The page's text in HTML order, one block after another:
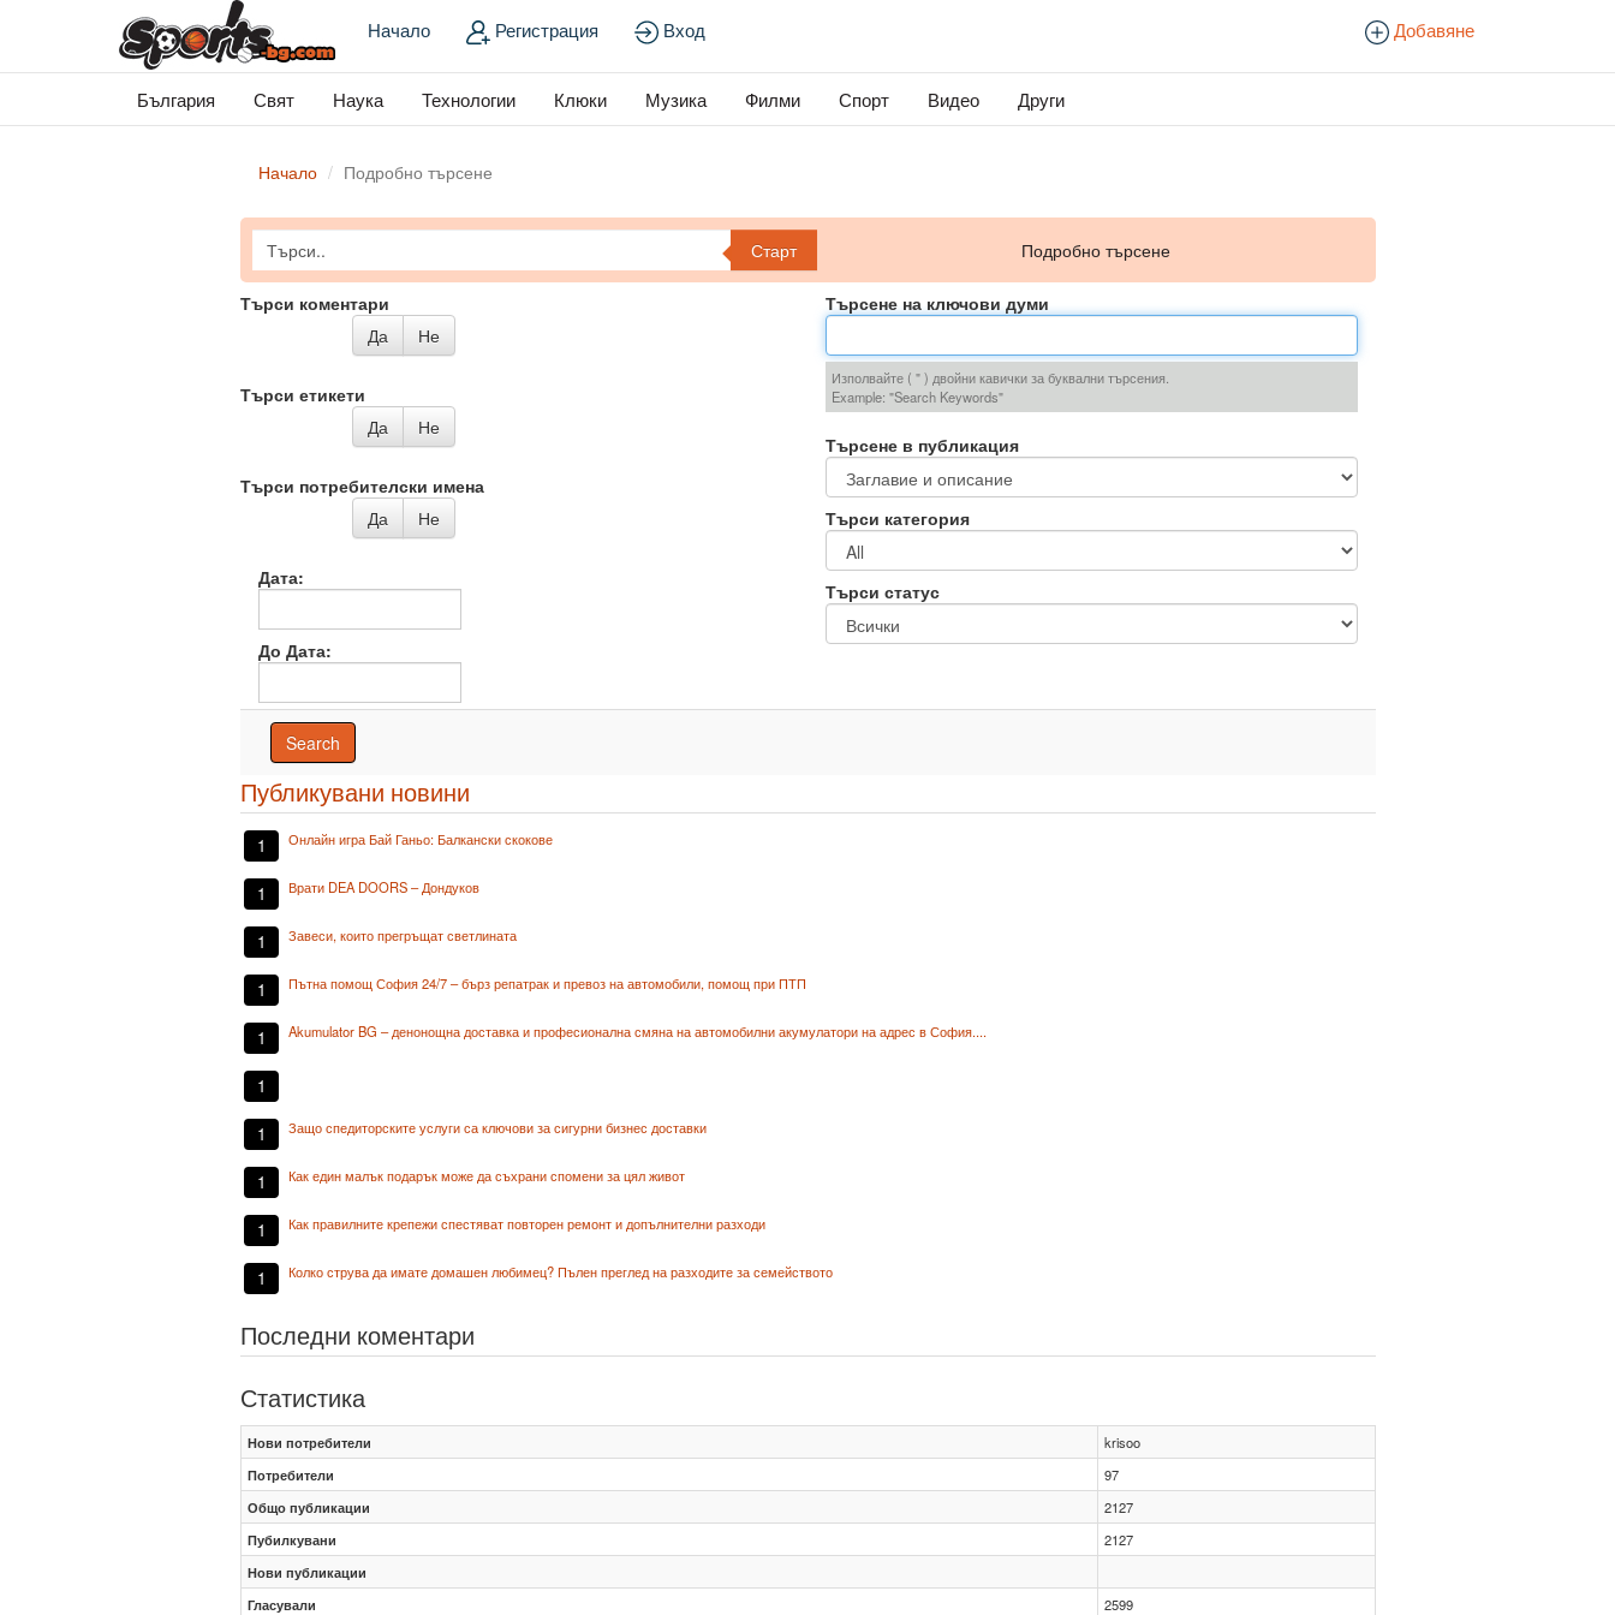
Начало Регистрация Вход Добавяне
България Свят Наука Технологии Клюки Музика Филми Спорт Видео Други
Начало Подробно търсене
Старт Подробно търсене
Търсене на ключови думи
Изполвайте ( " ) двойни кавички за буквални търсения.
Example: "Search Keywords"
Търсене в публикация
Търси категория
Търси статус
Търси коментари
Да
Не
Търси етикети
Да
Не
Търси потребителски имена
Да
Не
Дата:
До Дата:
Публикувани новини
1 Онлайн игра Бай Ганьо: Балкански скокове
1 Врати DEA DOORS – Дондуков
1 Завеси, които прегръщат светлината
1 Пътна помощ София 24/7 – бърз репатрак и превоз на автомобили, помощ при ПТП
1 Akumulator BG – денонощна доставка и професионална смяна на автомобилни акумулатори на адрес в София....
1
1 Защо спедиторските услуги са ключови за сигурни бизнес доставки
1 Как един малък подарък може да съхрани спомени за цял живот
1 Как правилните крепежи спестяват повторен ремонт и допълнителни разходи
1 Колко струва да имате домашен любимец? Пълен преглед на разходите за семейството
Последни коментари
Статистика
Нови потребители
krisoo
Потребители
97
Общо публикации
2127
Пубилкувани
2127
Нови публикации
Гласували
2599